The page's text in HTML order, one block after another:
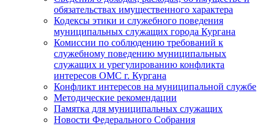
обязательствах имущественного характера
Кодексы этики и служебного поведения
муниципальных служащих города Кургана
Комиссии по соблюдению требований к
служебному поведению муниципальных
служащих и урегулированию конфликта
интересов ОМС г. Кургана
Конфликт интересов на муниципальной службе
Методические рекомендации
Памятка для муниципальных служащих
Новости Федерального Cобрания